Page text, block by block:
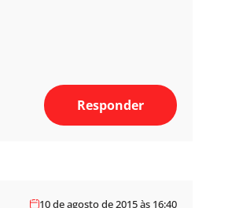
Responder
10 de agosto de 2015 às 16:40